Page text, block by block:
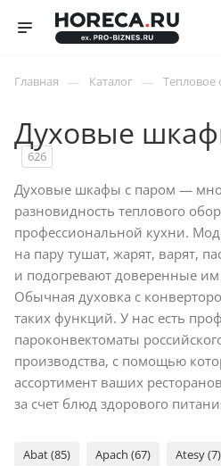
Главная — Каталог — Тепловое
Духовые
626
Духовые шкафы с паром —
разновидность теплового
профессиональной кухни.
на пару тушат, жарят, варят,
и подогревают доверенные
Обычная духовка с
таких функций. У нас есть
пароконвектоматы
производства, с помощью
ассортимент ваших
за счет блюд здорового
Abat (85) Apach (67) Atesy (7)